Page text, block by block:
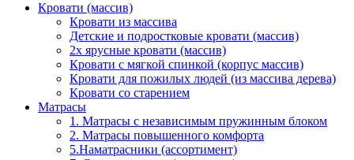
Кровати (массив)
Кровати из массива
Детские и подростковые кровати (массив)
2х ярусные кровати (массив)
Кровати с мягкой спинкой (корпус массив)
Кровати для пожилых людей (из массива дерева)
Кровати со старением
Матрасы
1. Матрасы с независимым пружинным блоком
2. Матрасы повышенного комфорта
5.Наматрасники (ассортимент)